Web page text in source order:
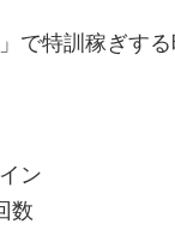
で特訓稼ぎす
ン
数